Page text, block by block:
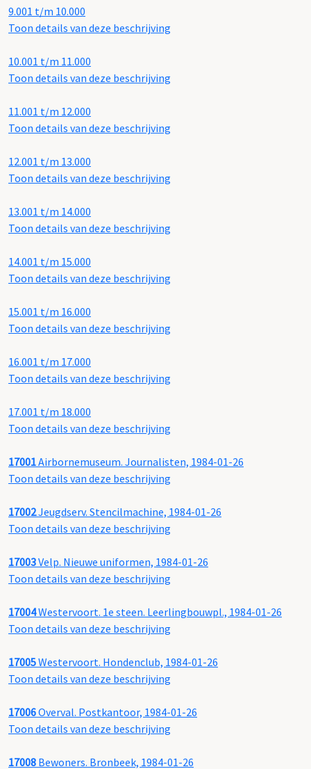
9.001 t/m 10.000
Toon details van deze beschrijving
10.001 t/m 11.000
Toon details van deze beschrijving
11.001 t/m 12.000
Toon details van deze beschrijving
12.001 t/m 13.000
Toon details van deze beschrijving
13.001 t/m 14.000
Toon details van deze beschrijving
14.001 t/m 15.000
Toon details van deze beschrijving
15.001 t/m 16.000
Toon details van deze beschrijving
16.001 t/m 17.000
Toon details van deze beschrijving
17.001 t/m 18.000
Toon details van deze beschrijving
17001Airbornemuseum. Journalisten, 1984-01-26
Toon details van deze beschrijving
17002Jeugdserv. Stencilmachine, 1984-01-26
Toon details van deze beschrijving
17003Velp. Nieuwe uniformen, 1984-01-26
Toon details van deze beschrijving
17004Westervoort. 1e steen. Leerlingbouwpl., 1984-01-26
Toon details van deze beschrijving
17005Westervoort. Hondenclub, 1984-01-26
Toon details van deze beschrijving
17006Overval. Postkantoor, 1984-01-26
Toon details van deze beschrijving
17008 Bewoners. Bronbeek, 1984-01-26